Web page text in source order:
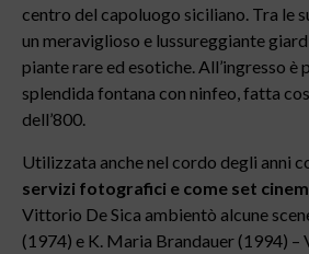
centro del capoluogo siciliano. Tra le
un meraviglioso e lussureggiante
piante rare ed esotiche. All’ingresso è
splendida fontana con ninfeo, fatta
dell’800.
Utilizzata anche nel cordo degli anni
servizi fotografici e come set
Vittorio De Sica ambientò alcune
(1974) e K. Maria Brandauer (1994) –